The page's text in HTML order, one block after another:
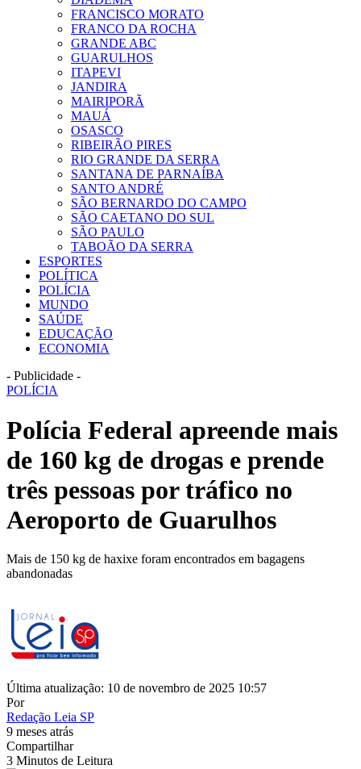
FRANCISCO MORATO
FRANCO DA ROCHA
GRANDE ABC
GUARULHOS
ITAPEVI
JANDIRA
MAIRIPORÃ
MAUÁ
OSASCO
RIBEIRÃO PIRES
RIO GRANDE DA SERRA
SANTANA DE PARNAÍBA
SANTO ANDRÉ
SÃO BERNARDO DO CAMPO
SÃO CAETANO DO SUL
SÃO PAULO
TABOÃO DA SERRA
ESPORTES
POLÍTICA
POLÍCIA
MUNDO
SAÚDE
EDUCAÇÃO
ECONOMIA
- Publicidade -
POLÍCIA
Polícia Federal apreende mais
de 160 kg de drogas e prende
três pessoas por tráfico no
Aeroporto de Guarulhos
Mais de 150 kg de haxixe foram encontrados em bagagens
abandonadas
Última atualização: 10 de novembro de 2025 10:57
Por
Redação Leia SP
9 meses atrás
Compartilhar
3 Minutos de Leitura